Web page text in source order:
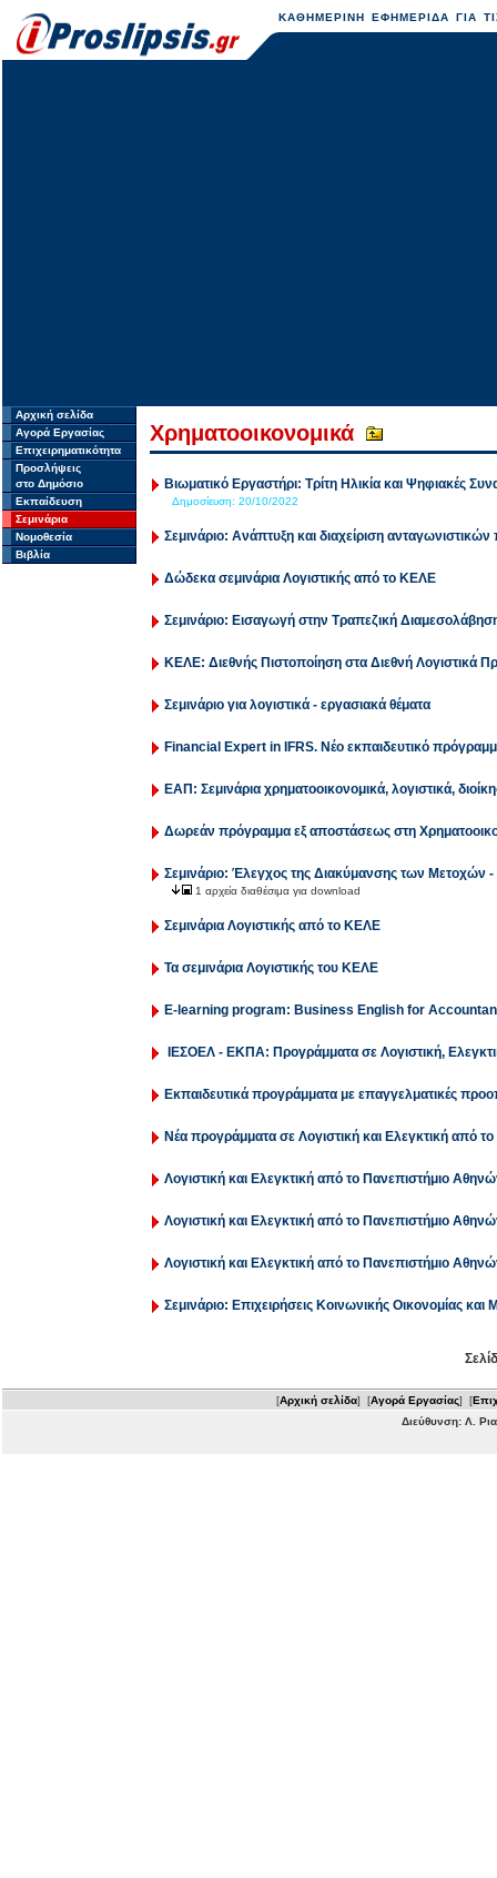
ΚΑΘΗΜΕΡΙΝΗ ΕΦΗΜΕΡΙΔΑ ΓΙΑ
Αρχική σελίδα
Αγορά Εργασίας
Επιχειρηματικότητα
Προσλήψεις
στο Δημόσιο
Εκπαίδευση
Σεμινάρια
Νομοθεσία
Βιβλία
Χρηματοοικονομικά
Βιωματικό Εργαστήρι: Τρίτη Ηλικία και Ψηφιακές
Δημοσίευση: 20/10/2022
Σεμινάριο: Ανάπτυξη και διαχείριση
Δώδεκα σεμινάρια Λογιστικής από το ΚΕΛΕ
Σεμινάριο: Εισαγωγή στην Τραπεζική
ΚΕΛΕ: Διεθνής Πιστοποίηση στα Διεθνή Λογιστικά
Σεμινάριο για λογιστικά - εργασιακά θέματα
Financial Expert in IFRS. Νέο εκπαιδευτικό
ΕΑΠ: Σεμινάρια χρηματοοικονομικά, λογιστικά,
Δωρεάν πρόγραμμα εξ αποστάσεως στη
Σεμινάριο: Έλεγχος της Διακύμανσης των Μετοχών -
1 αρχεία διαθέσιμα για download
Σεμινάρια Λογιστικής από το ΚΕΛΕ
Τα σεμινάρια Λογιστικής του ΚΕΛΕ
E-learning program: Business English for
ΙΕΣΟΕΛ - ΕΚΠΑ: Προγράμματα σε Λογιστική,
Εκπαιδευτικά προγράμματα με επαγγελματικές
Νέα προγράμματα σε Λογιστική και Ελεγκτική από
Λογιστική και Ελεγκτική από το Πανεπιστήμιο
Λογιστική και Ελεγκτική από το Πανεπιστήμιο
Λογιστική και Ελεγκτική από το Πανεπιστήμιο
Σεμινάριο: Επιχειρήσεις Κοινωνικής Οικονομίας και
[Αρχική σελίδα] [Αγορά Εργασίας] [
Διεύθυνση: Λ.